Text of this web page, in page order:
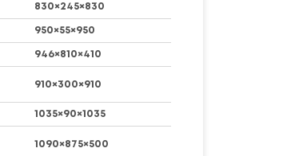
830×245×830
950×55×950
946×810×410
910×300×910
1035×90×1035
1090×875×500